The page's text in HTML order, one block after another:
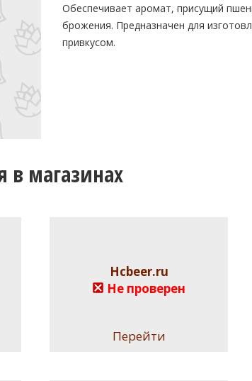
Обеспечивает аромат, присущий
брожения. Предназначен для
привкусом.
в магазинах
Hcbeer.ru
Не проверен
Перейти